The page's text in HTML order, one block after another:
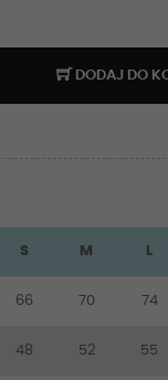
DODAJ DO
S M L
66 70 74
48 52 55